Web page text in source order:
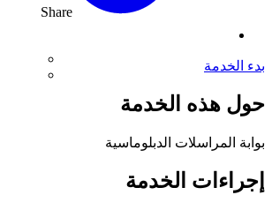
بدء الخدمة
حول هذه الخدمة
بوابة المراسلات الدبلوماسية
إجراءات الخدمة
Share